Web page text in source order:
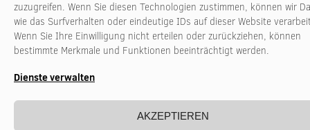
zuzugreifen. Wenn Sie diesen Technologien zustimmen, können wir
wie das Surfverhalten oder eindeutige IDs auf dieser Website
Wenn Sie Ihre Einwilligung nicht erteilen oder zurückziehen, können
bestimmte Merkmale und Funktionen beeinträchtigt werden.
Dienste verwalten
AKZEPTIEREN